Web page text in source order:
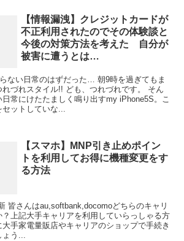
【情報漏洩】クレジットカードが
不正利用されたのでその体験談と
今後の対策方法を考えた 自分が
被害に遭うとは…
ない日常のはずだった… 朝9時を過ぎてもま
づれスタイル!! ども、つれづれです。 そん
常にけたたましく鳴り出すmy iPhone5S。こ
ットしていな...
【スマホ】MNP引き止めポイン
トを利用してお得に機種変更をす
る方法
さんはau,softbank,docomoどちらのキャリ
上記大手キャリアを利用していらっしゃる方
手家電量販店やキャリアのショップで手続き
ょう...